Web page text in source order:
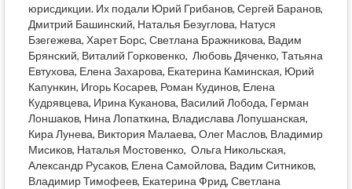
юрисдикции. Их подали Юрий Грибанов, Сергей Баранов,
Дмитрий Башинский, Наталья Безуглова, Натуся
Бзегежева, Харет Борс, Светлана Бражникова, Вадим
Брянский, Виталий Горковенко, Любовь Дяченко, Татьяна
Евтухова, Елена Захарова, Екатерина Каминская, Юрий
Капункин, Игорь Косарев, Роман Кудинов, Елена
Кудрявцева, Ирина Куканова, Василий Лобода, Герман
Лоншаков, Нина Лопаткина, Владислава Лопушанская,
Кира Лунева, Виктория Малаева, Олег Маслов, Владимир
Мисиков, Наталья Мостовенко, Ольга Никольская,
Александр Русаков, Елена Самойлова, Вадим Ситников,
Владимир Тимофеев, Екатерина Фрид, Светлана